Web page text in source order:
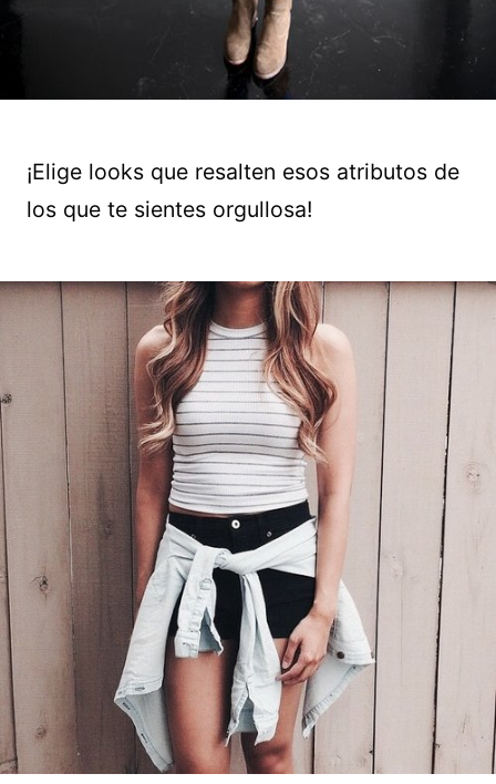
¡Elige looks que resalten esos atributos de
los que te sientes orgullosa!